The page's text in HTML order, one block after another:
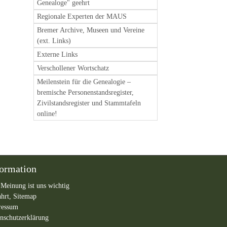
Genealoge" geehrt
Regionale Experten der MAUS
Bremer Archive, Museen und Vereine
(ext. Links)
Externe Links
Verschollener Wortschatz
Meilenstein für die Genealogie –
bremische Personenstandsregister,
Zivilstandsregister und Stammtafeln
online!
ist uns wichtig
Sitemap